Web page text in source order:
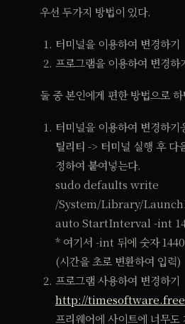
우선 두가지 방법이 있다.
터미널을 이용하여 변경하기
프로그램을 이용하여 변경하
둘 중 본인에게 편한 방법으로
터미널을 이용하여 변경하
틸리티 -> 터미널 실행 후 다
정하여 붙여넣는다.
sudo defaults write
/System/Library/
auto StartInterval -int
* 여기서 -int 뒤에 숫자
(시간을 초로 변환하여 입력)
프로그램 사용하여 변경하기
http://
프리웨어에 사이트에 너무도